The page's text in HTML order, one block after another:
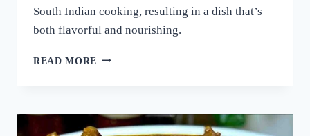
South Indian cooking, resulting in a dish that’s
both flavorful and nourishing.
READ MORE റാഗി
രുചി
കൂടാനും